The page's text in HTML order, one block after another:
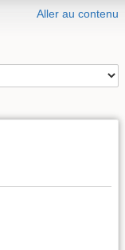
Aller au contenu